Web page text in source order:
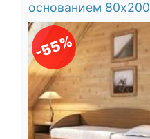
основанием 80х200
-55%